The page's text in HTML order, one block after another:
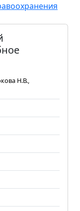
Н.В.,